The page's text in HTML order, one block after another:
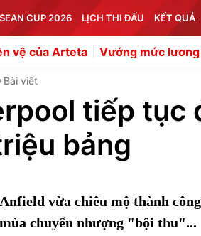
CUP 2026 LỊCH THI ĐẤU KẾT QUẢ
Vướng mức lương 325 ngàn
Bài viết
tiếp tục
bảng
vừa chiêu mộ thành
chuyển nhượng "bội thu"...